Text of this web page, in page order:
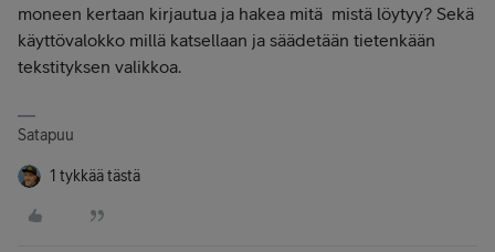
moneen kertaan kirjautua ja hakea mitä mistä löytyy? Sekä
käyttövalokko millä katsellaan ja säädetään tietenkään
tekstityksen valikkoa.
Satapuu
1 tykkää tästä